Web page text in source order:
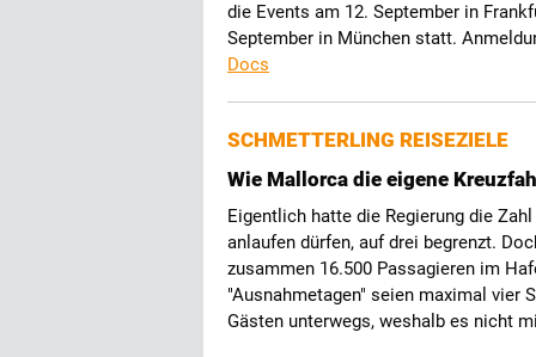
die Events am 12. September in
September in München statt.
Docs
SCHMETTERLING REISEZIELE
Wie Mallorca die eigene
Eigentlich hatte die Regierung die
anlaufen dürfen, auf drei begrenzt.
zusammen 16.500 Passagieren im
"Ausnahmetagen" seien maximal vier
Gästen unterwegs, weshalb es nicht